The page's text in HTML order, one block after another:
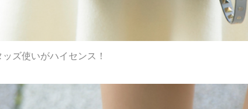
ズ使いがハイセンス！